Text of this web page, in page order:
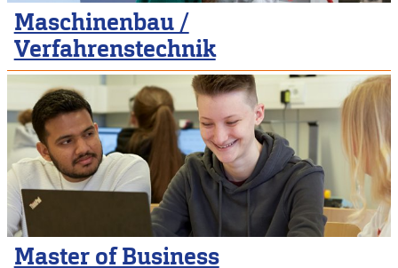
Maschinenbau /
Verfahrenstechnik
Master of Business